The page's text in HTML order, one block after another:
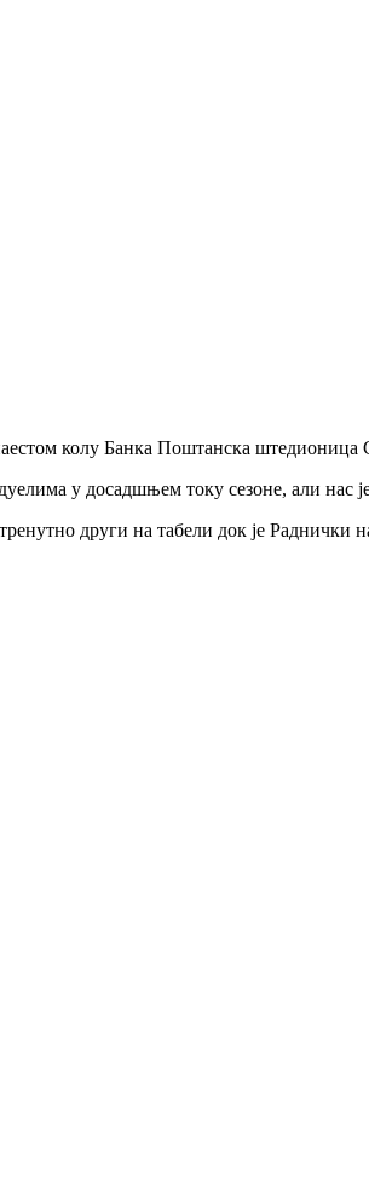
колу Банка Поштанска штедионица
у досадшњем току сезоне, али нас
други на табели док је Раднички